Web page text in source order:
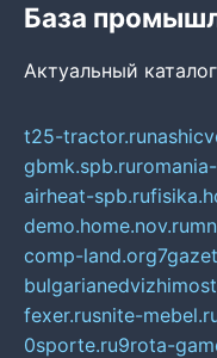
База
Актуальный
t25-tractor.ru
gbmk.spb.ru
airheat-spb.ru
demo.home.nov.ru
comp-land.org
fexer.rusnite-
0sporte.ru9rota-